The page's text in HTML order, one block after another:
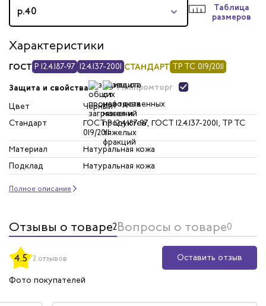
р.40
Таблица
размеров
Характеристики
ГОСТ Р 12.4.187-97 12.4.137-2001 СТАНДАРТ ТР ТС 019/2011
Защита и свойства Минпромторг
Цвет
Черный
Стандарт
ГОСТ Р 12.4.187-97, ГОСТ 12.4.137-2001, ТР ТС
019/2011
Материал
Натуральная кожа
Подклад
Натуральная кожа
Полное описание
Отзывы о товаре2Вопросы о товаре0
4.5 2 отзывов
Оставить отзыв
Фото покупателей